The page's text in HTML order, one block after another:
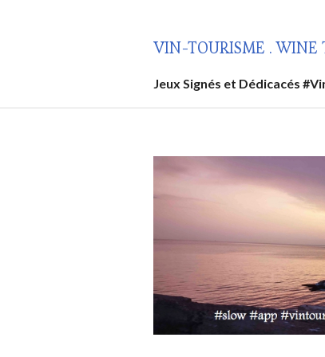
VIN-TOURISME . WINE
Jeux Signés et Dédicacés